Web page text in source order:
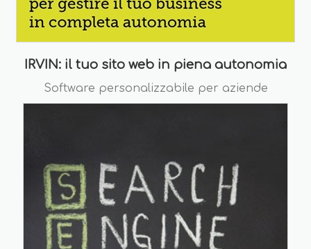
IRVIN: il tuo sito web in piena autonomia
Software personalizzabile per aziende